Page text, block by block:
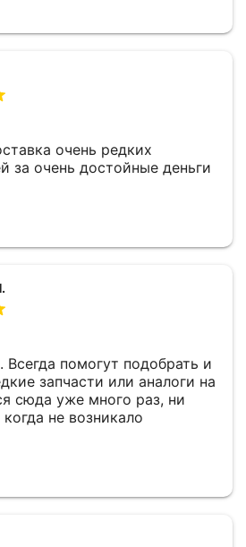
очень редких
за очень достойные деньги
помогут подобрать и
запчасти или аналоги на
сюда уже много раз, ни
не возникало